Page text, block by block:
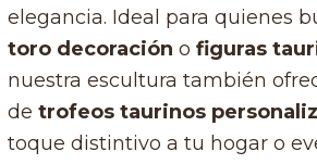
elegancia. Ideal para quienes
toro decoración o figuras
nuestra escultura también
de trofeos taurinos
toque distintivo a tu hogar o